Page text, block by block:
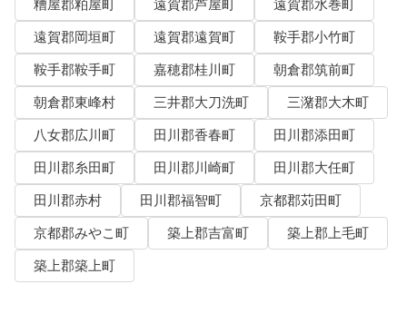
糟屋郡粕屋町
遠賀郡芦屋町
遠賀郡水巻町
遠賀郡岡垣町
遠賀郡遠賀町
鞍手郡小竹町
鞍手郡鞍手町
嘉穂郡桂川町
朝倉郡筑前町
朝倉郡東峰村
三井郡大刀洗町
三潴郡大木町
八女郡広川町
田川郡香春町
田川郡添田町
田川郡糸田町
田川郡川崎町
田川郡大任町
田川郡赤村
田川郡福智町
京都郡苅田町
京都郡みやこ町
築上郡吉富町
築上郡上毛町
築上郡築上町